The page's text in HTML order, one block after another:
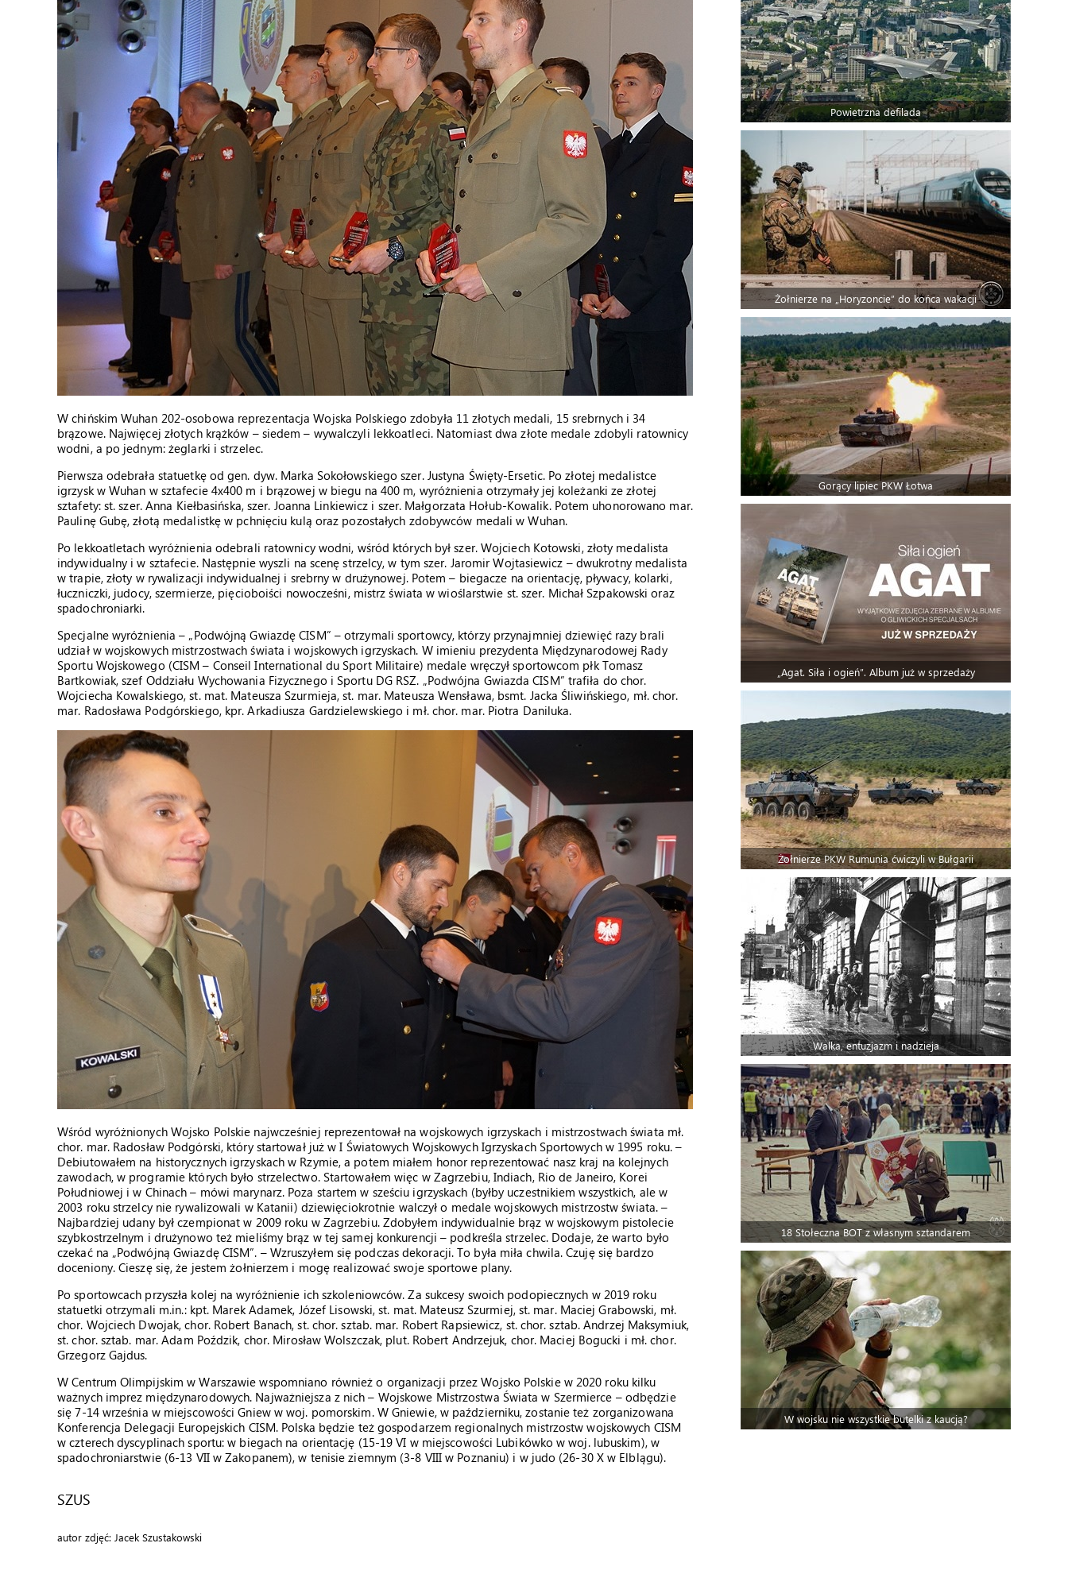
W chińskim Wuhan 202-osobowa reprezentacja Wojska Polskiego zdobyła 11 złotych medali, 15 srebrnych i 34
brązowe. Najwięcej złotych krążków – siedem – wywalczyli lekkoatleci. Natomiast dwa złote medale zdobyli ratownicy
wodni, a po jednym: żeglarki i strzelec.
Pierwsza odebrała statuetkę od gen. dyw. Marka Sokołowskiego szer. Justyna Święty-Ersetic. Po złotej medalistce
igrzysk w Wuhan w sztafecie 4x400 m i brązowej w biegu na 400 m, wyróżnienia otrzymały jej koleżanki ze złotej
sztafety: st. szer. Anna Kiełbasińska, szer. Joanna Linkiewicz i szer. Małgorzata Hołub-Kowalik. Potem uhonorowano mar.
Paulinę Gubę, złotą medalistkę w pchnięciu kulą oraz pozostałych zdobywców medali w Wuhan.
Po lekkoatletach wyróżnienia odebrali ratownicy wodni, wśród których był szer. Wojciech Kotowski, złoty medalista
indywidualny i w sztafecie. Następnie wyszli na scenę strzelcy, w tym szer. Jaromir Wojtasiewicz – dwukrotny medalista
w trapie, złoty w rywalizacji indywidualnej i srebrny w drużynowej. Potem – biegacze na orientację, pływacy, kolarki,
łuczniczki, judocy, szermierze, pięcioboiści nowocześni, mistrz świata w wioślarstwie st. szer. Michał Szpakowski oraz
spadochroniarki.
Specjalne wyróżnienia – „Podwójną Gwiazdę CISM” – otrzymali sportowcy, którzy przynajmniej dziewięć razy brali
udział w wojskowych mistrzostwach świata i wojskowych igrzyskach. W imieniu prezydenta Międzynarodowej Rady
Sportu Wojskowego (CISM – Conseil International du Sport Militaire) medale wręczył sportowcom płk Tomasz
Bartkowiak, szef Oddziału Wychowania Fizycznego i Sportu DG RSZ. „Podwójna Gwiazda CISM” trafiła do chor.
Wojciecha Kowalskiego, st. mat. Mateusza Szurmieja, st. mar. Mateusza Wensława, bsmt. Jacka Śliwińskiego, mł. chor.
mar. Radosława Podgórskiego, kpr. Arkadiusza Gardzielewskiego i mł. chor. mar. Piotra Daniluka.
Wśród wyróżnionych Wojsko Polskie najwcześniej reprezentował na wojskowych igrzyskach i mistrzostwach świata mł.
chor. mar. Radosław Podgórski, który startował już w I Światowych Wojskowych Igrzyskach Sportowych w 1995 roku. –
Debiutowałem na historycznych igrzyskach w Rzymie, a potem miałem honor reprezentować nasz kraj na kolejnych
zawodach, w programie których było strzelectwo. Startowałem więc w Zagrzebiu, Indiach, Rio de Janeiro, Korei
Południowej i w Chinach – mówi marynarz. Poza startem w sześciu igrzyskach (byłby uczestnikiem wszystkich, ale w
2003 roku strzelcy nie rywalizowali w Katanii) dziewięciokrotnie walczył o medale wojskowych mistrzostw świata. –
Najbardziej udany był czempionat w 2009 roku w Zagrzebiu. Zdobyłem indywidualnie brąz w wojskowym pistolecie
szybkostrzelnym i drużynowo też mieliśmy brąz w tej samej konkurencji – podkreśla strzelec. Dodaje, że warto było
czekać na „Podwójną Gwiazdę CISM”. – Wzruszyłem się podczas dekoracji. To była miła chwila. Czuję się bardzo
doceniony. Cieszę się, że jestem żołnierzem i mogę realizować swoje sportowe plany.
Po sportowcach przyszła kolej na wyróżnienie ich szkoleniowców. Za sukcesy swoich podopiecznych w 2019 roku
statuetki otrzymali m.in.: kpt. Marek Adamek, Józef Lisowski, st. mat. Mateusz Szurmiej, st. mar. Maciej Grabowski, mł.
chor. Wojciech Dwojak, chor. Robert Banach, st. chor. sztab. mar. Robert Rapsiewicz, st. chor. sztab. Andrzej Maksymiuk,
st. chor. sztab. mar. Adam Poździk, chor. Mirosław Wolszczak, plut. Robert Andrzejuk, chor. Maciej Bogucki i mł. chor.
Grzegorz Gajdus.
W Centrum Olimpijskim w Warszawie wspomniano również o organizacji przez Wojsko Polskie w 2020 roku kilku
ważnych imprez międzynarodowych. Najważniejsza z nich – Wojskowe Mistrzostwa Świata w Szermierce – odbędzie
się 7-14 września w miejscowości Gniew w woj. pomorskim. W Gniewie, w październiku, zostanie też zorganizowana
Konferencja Delegacji Europejskich CISM. Polska będzie też gospodarzem regionalnych mistrzostw wojskowych CISM
w czterech dyscyplinach sportu: w biegach na orientację (15-19 VI w miejscowości Lubikówko w woj. lubuskim), w
spadochroniarstwie (6-13 VII w Zakopanem), w tenisie ziemnym (3-8 VIII w Poznaniu) i w judo (26-30 X w Elblągu).
SZUS
autor zdjęć: Jacek Szustakowski
Powietrzna defilada
Żołnierze na „Horyzoncie” do końca wakacji
Gorący lipiec PKW Łotwa
„Agat. Siła i ogień”. Album już w sprzedaży
Żołnierze PKW Rumunia ćwiczyli w Bułgarii
Walka, entuzjazm i nadzieja
18 Stołeczna BOT z własnym sztandarem
W wojsku nie wszystkie butelki z kaucją?